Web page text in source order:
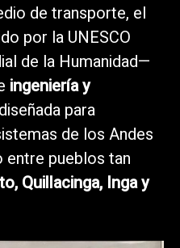
de transporte, el
por la UNESCO
de la Humanidad—
ingeniería y
para
de los Andes
pueblos tan
Quillacinga, Inga y